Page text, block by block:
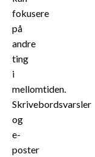
fokusere
på
andre
ting
i
mellomtiden.
Skrivebordsvarsler
og
e-
poster